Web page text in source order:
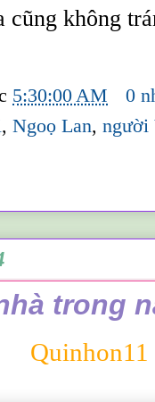
cũng không
5:30:00 AM
0
,Ngoọ Lan,người
trong
Quinhon11